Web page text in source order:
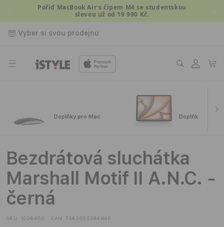
Přejít kPořiď MacBook Air s čipem M4 se studentskou
slevou už od 19 990 Kč.
Vyber si svou prodejnu
Přihlásit
se
Košík
Doplňky pro Mac Doplňky pro
Bezdrátová sluchátka
Marshall Motif II A.N.C. -
černá
SKU: 1006450 EAN: 7340055394840